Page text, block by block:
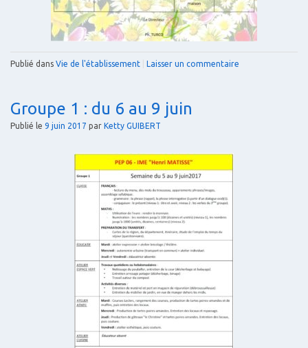
Publié dans Vie de l'établissement Laisser un commentaire
Groupe 1 : du 6 au 9 juin
Publié le 9 juin 2017 par Ketty GUIBERT